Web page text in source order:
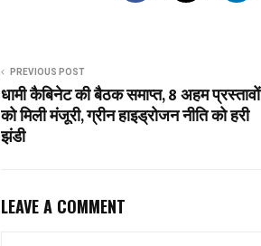
PREVIOUS POST
धामी कैबिनेट की बैठक समाप्त, 8 अहम प्रस्तावों
को मिली मंजूरी, ग्रीन हाइड्रोजन नीति को हरी
झंडी
LEAVE A COMMENT